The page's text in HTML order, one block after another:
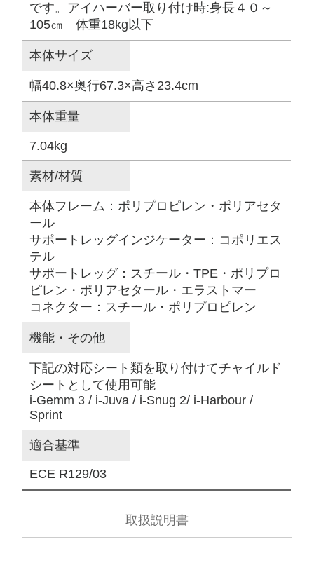
です。アイハーバー取り付け時:身長４０～
105㎝ 体重18kg以下
本体サイズ
幅40.8×奥行67.3×高さ23.4cm
本体重量
7.04kg
素材/材質
本体フレーム：ポリプロピレン・ポリアセタ
ール
サポートレッグインジケーター：コポリエス
テル
サポートレッグ：スチール・TPE・ポリプロ
ピレン・ポリアセタール・エラストマー
コネクター：スチール・ポリプロピレン
機能・その他
下記の対応シート類を取り付けてチャイルド
シートとして使用可能
i-Gemm 3 / i-Juva / i-Snug 2/ i-Harbour /
Sprint
適合基準
ECE R129/03
取扱説明書